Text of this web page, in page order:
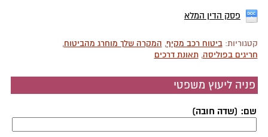
פסק הדין המלא
קטגוריות:ביטוח רכב מקיף, המקרה שלך מוחרג מהביטוח,
חריגים בפוליסה,תאונת דרכים
פניה ליעוץ משפטי
שם: (שדה חובה)